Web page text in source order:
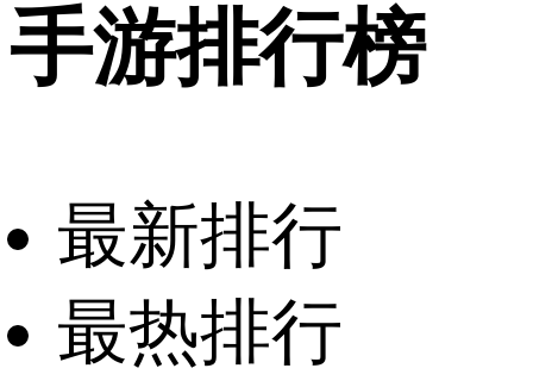
手游排行榜
最新排行
最热排行